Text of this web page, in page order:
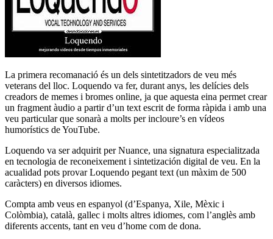
La primera recomanació és un dels sintetitzadors de veu més
veterans del lloc. Loquendo va fer, durant anys, les delícies dels
creadors de memes i bromes online, ja que aquesta eina permet crear
un fragment àudio a partir d’un text escrit de forma ràpida i amb una
veu particular que sonarà a molts per incloure’s en vídeos
humorístics de YouTube.
Loquendo va ser adquirit per Nuance, una signatura especialitzada
en tecnologia de reconeixement i sintetización digital de veu. En la
acualidad pots provar Loquendo pegant text (un màxim de 500
caràcters) en diversos idiomes.
Compta amb veus en espanyol (d’Espanya, Xile, Mèxic i
Colòmbia), català, gallec i molts altres idiomes, com l’anglès amb
diferents accents, tant en veu d’home com de dona.